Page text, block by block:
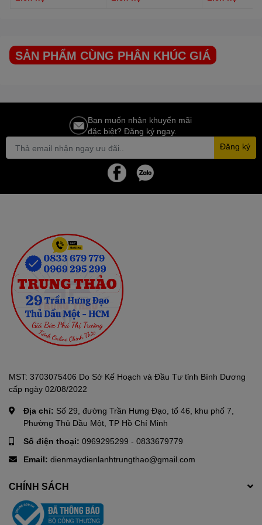
Khác với các máy ion kiềm trên thị trường, Atica là dòng
SẢN PHẨM CÙNG PHÂN KHÚC GIÁ
Bạn muốn nhận khuyến mãi
đặc biệt? Đăng ký ngay.
Đăng ký
MST: 3703075406 Do Sở Kế Hoạch và Đầu Tư tỉnh Bình Dương
cấp ngày 02/08/2022
Địa chỉ: Số 29, đường Trần Hưng Đạo, tổ 46, khu phố 7,
Phường Thủ Dầu Một, TP Hồ Chí Minh
Số điện thoại: 0969295299 - 0833679779
Email: dienmaydienlanhtrungthao@gmail.com
CHÍNH SÁCH